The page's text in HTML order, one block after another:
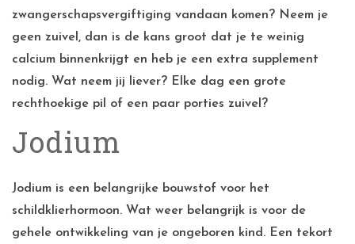
zwangerschapsvergiftiging vandaan komen? Neem je
geen zuivel, dan is de kans groot dat je te weinig
calcium binnenkrijgt en heb je een extra supplement
nodig. Wat neem jij liever? Elke dag een grote
rechthoekige pil of een paar porties zuivel?
Jodium
Jodium is een belangrijke bouwstof voor het
schildklierhormoon. Wat weer belangrijk is voor de
gehele ontwikkeling van je ongeboren kind. Een tekort